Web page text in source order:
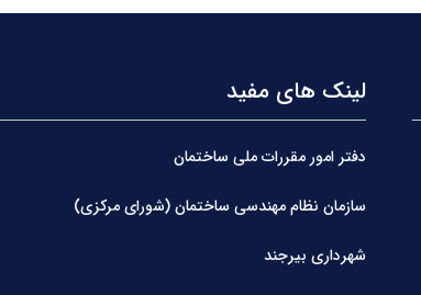
لینک های مفید
دفتر امور مقررات ملی ساختمان
سازمان نظام مهندسی ساختمان (شورای مرکزی)
شهرداری بیرجند